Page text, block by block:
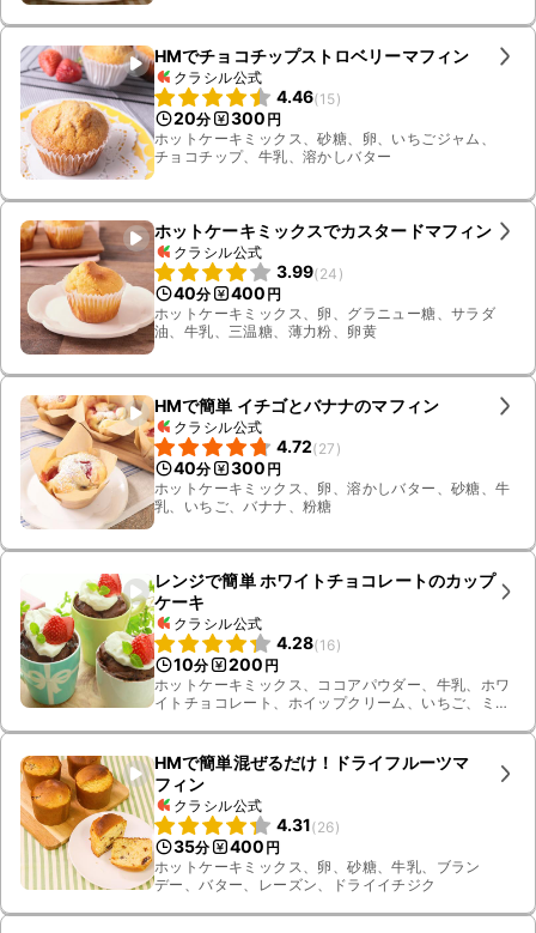
HMでチョコチップストロベリーマフィン
クラシル公式
4.46(15)
20分 300 円
ホットケーキミックス、砂糖、卵、いちごジャム、
チョコチップ、牛乳、溶かしバター
ホットケーキミックスでカスタードマフィン
クラシル公式
3.99(24 )
40分 400 円
ホットケーキミックス、卵、グラニュー糖、サラダ
油、牛乳、三温糖、薄力粉、卵黄
HMで簡単 イチゴとバナナのマフィン
クラシル公式
4.72(27 )
40分 300 円
ホットケーキミックス、卵、溶かしバター、砂糖、牛
乳、いちご、バナナ、粉糖
レンジで簡単 ホワイトチョコレートのカップ
ケーキ
クラシル公式
4.28(16)
10分 200 円
ホットケーキミックス、ココアパウダー、牛乳、ホワ
イトチョコレート、ホイップクリーム、いちご、ミン
HMで簡単混ぜるだけ！ドライフルーツマ
フィン
クラシル公式
4.31(26)
35分 400 円
ホットケーキミックス、卵、砂糖、牛乳、ブラン
デー、バター、レーズン、ドライイチジク